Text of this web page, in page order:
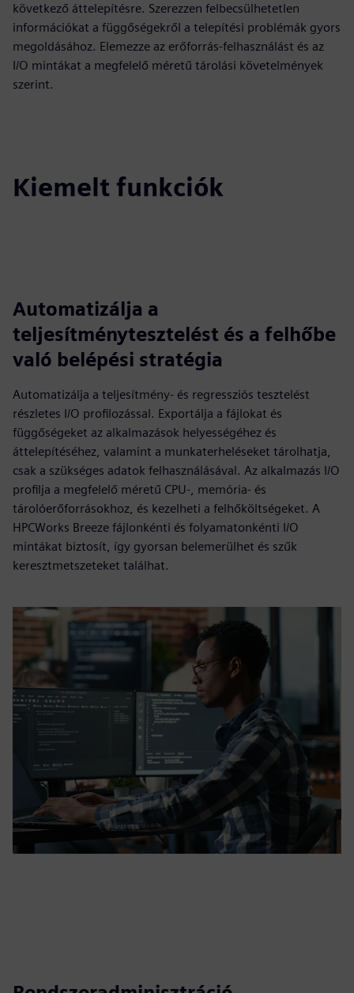
következő áttelepítésre. Szerezzen felbecsülhetetlen
információkat a függőségekről a telepítési problémák gyors
megoldásához. Elemezze az erőforrás-felhasználást és az
I/O mintákat a megfelelő méretű tárolási követelmények
szerint.
Kiemelt funkciók
Automatizálja a
teljesítménytesztelést és a felhőbe
való belépési stratégia
Automatizálja a teljesítmény- és regressziós tesztelést
részletes I/O profilozással. Exportálja a fájlokat és
függőségeket az alkalmazások helyességéhez és
áttelepítéséhez, valamint a munkaterheléseket tárolhatja,
csak a szükséges adatok felhasználásával. Az alkalmazás I/O
profilja a megfelelő méretű CPU-, memória- és
tárolóerőforrásokhoz, és kezelheti a felhőköltségeket. A
HPCWorks Breeze fájlonkénti és folyamatonkénti I/O
mintákat biztosít, így gyorsan belemerülhet és szűk
keresztmetszeteket találhat.